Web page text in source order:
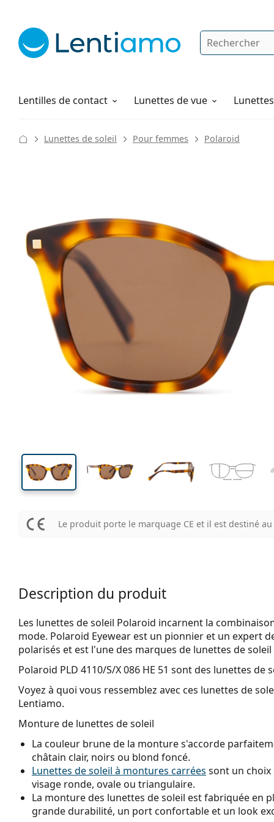
Rechercher
Lentilles de contact
Solutions Lunettes de vue
Comment commander
Lunettes de soleil Pour femmes Polaroid
Largeur des verres
42 mm
Largeur des verres Largeur des verres
Largeur
des verres
Le produit porte le marquage CE et il est destiné
Description du produit
Les lunettes de soleil Polaroid incarnent la
mode. Polaroid Eyewear est un pionnier et un expert
polarisés et est l'une des marques de lunettes de soleil
Polaroid PLD 4110/S/X 086 HE 51 sont des lunettes de
Voyez à quoi vous ressemblez avec ces lunettes de
Lentiamo.
Monture de lunettes de soleil
La couleur brune de la monture s'accorde
châtain clair, noirs ou blond foncé.
Lunettes de soleil à montures carrées sont un
visage ronde, ovale ou triangulaire.
La monture des lunettes de soleil est fabriquée en
grande durabilité, un port confortable et un look